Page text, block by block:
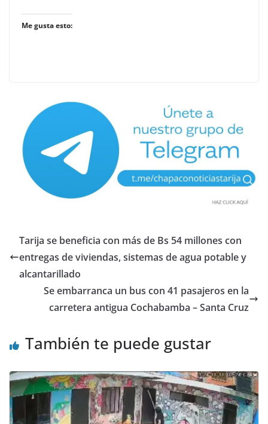
Me gusta esto:
Tarija se beneficia con más de Bs 54 millones con
entregas de viviendas, sistemas de agua potable y
alcantarillado
Se embarranca un bus con 41 pasajeros en la
carretera antigua Cochabamba – Santa Cruz
También te puede gustar